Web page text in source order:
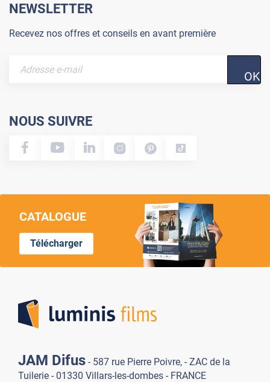
NEWSLETTER
Recevez nos offres et conseils en avant première
OK
NOUS SUIVRE
CATALOGUE
Télécharger
JAM Difus - 587 rue Pierre Poivre, - ZAC de la
Tuilerie - 01330 Villars-les-dombes - FRANCE